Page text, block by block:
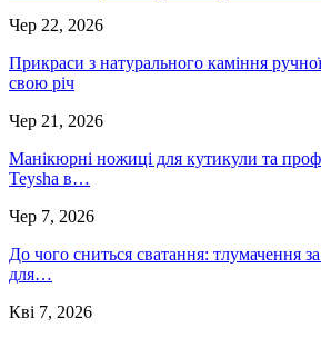
Чер 22, 2026
Прикраси з натурального каміння
свою річ
Чер 21, 2026
Манікюрні ножиці для кутикули та
Teysha в…
Чер 7, 2026
До чого сниться сватання: тлумачення
для…
Кві 7, 2026